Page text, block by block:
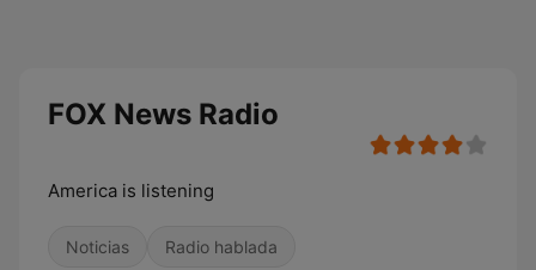
FOX News Radio
America is listening
Noticias Radio hablada